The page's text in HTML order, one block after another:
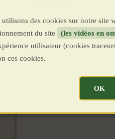
des cookies sur notre site
du site
(les vidéos en
utilisateur (cookies
ces cookies.
OK